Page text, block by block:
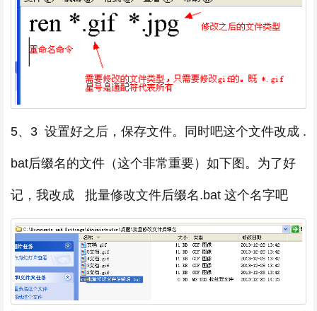
5、3 设置好之后，保存文件。同时吧这个文件改成 .
bat后缀名的文件（这个非常重要）如下图。为了好
记，我改成 批量修改文件后缀名.bat 这个名字吧